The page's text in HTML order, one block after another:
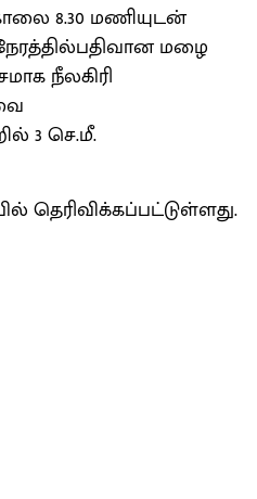
8.30 மணியுடன்
மழை
நீலகிரி
3 செ.மீ.
தெரிவிக்கப்பட்டுள்ளது.